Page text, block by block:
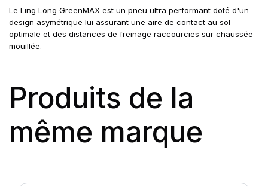
Le Ling Long GreenMAX est un pneu ultra performant doté d'un
design asymétrique lui assurant une aire de contact au sol
optimale et des distances de freinage raccourcies sur chaussée
mouillée.
Produits de la
même marque